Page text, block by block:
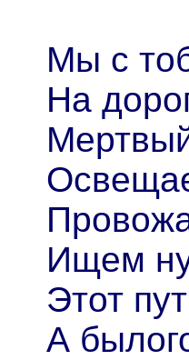
Мы с
На
Ищем
Этот
А